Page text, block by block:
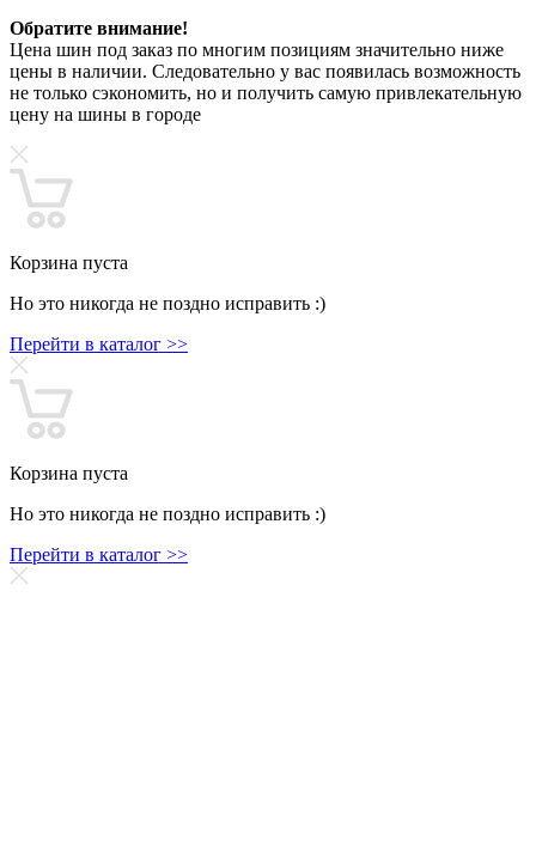
Обратите внимание!
Цена шин под заказ по многим позициям значительно ниже
цены в наличии. Следовательно у вас появилась возможность
не только сэкономить, но и получить самую привлекательную
цену на шины в городе
Корзина пуста
Но это никогда не поздно исправить :)
Перейти в каталог >>
Корзина пуста
Но это никогда не поздно исправить :)
Перейти в каталог >>